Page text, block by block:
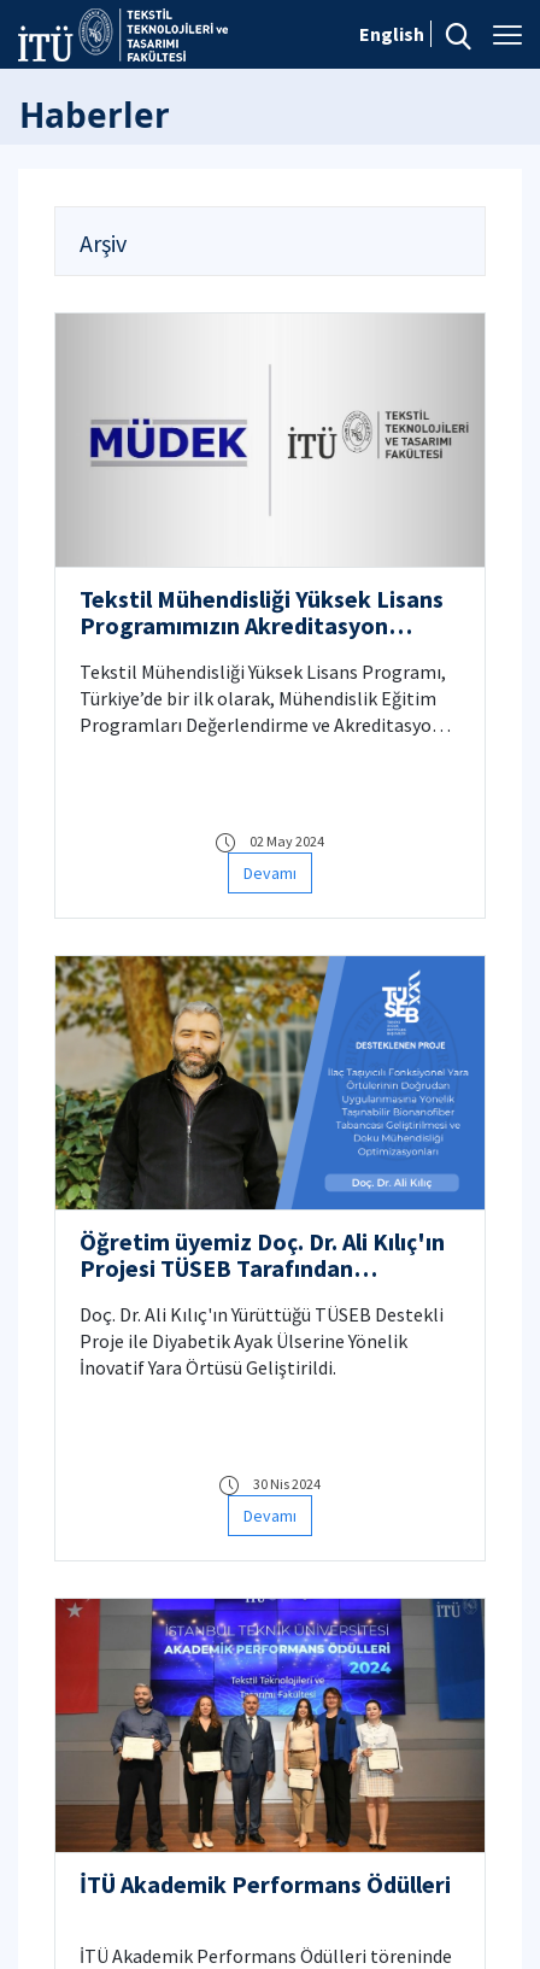
English
Haberler
Arşiv
Tekstil Mühendisliği Yüksek Lisans
Programımızın Akreditasyon
Tekstil Mühendisliği Yüksek Lisans Programı,
Türkiye’de bir ilk olarak, Mühendislik Eğitim
Programları Değerlendirme ve Akreditasyon
02 May 2024
Devamı
Öğretim üyemiz Doç. Dr. Ali Kılıç'ın
Projesi TÜSEB Tarafından
Doç. Dr. Ali Kılıç'ın Yürüttüğü TÜSEB Destekli
Proje ile Diyabetik Ayak Ülserine Yönelik
İnovatif Yara Örtüsü Geliştirildi.
30 Nis 2024
Devamı
İTÜ Akademik Performans Ödülleri
İTÜ Akademik Performans Ödülleri töreninde